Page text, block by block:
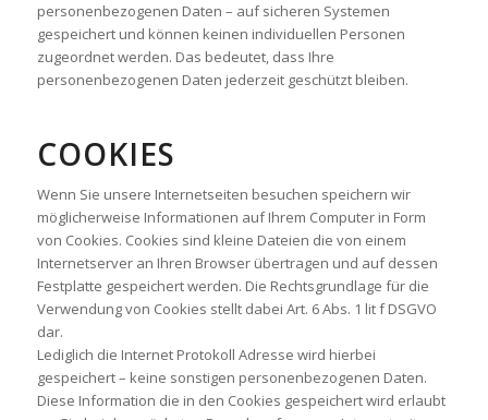
personenbezogenen Daten – auf sicheren Systemen
gespeichert und können keinen individuellen Personen
zugeordnet werden. Das bedeutet, dass Ihre
personenbezogenen Daten jederzeit geschützt bleiben.
COOKIES
Wenn Sie unsere Internetseiten besuchen speichern wir
möglicherweise Informationen auf Ihrem Computer in Form
von Cookies. Cookies sind kleine Dateien die von einem
Internetserver an Ihren Browser übertragen und auf dessen
Festplatte gespeichert werden. Die Rechtsgrundlage für die
Verwendung von Cookies stellt dabei Art. 6 Abs. 1 lit f DSGVO
dar.
Lediglich die Internet Protokoll Adresse wird hierbei
gespeichert – keine sonstigen personenbezogenen Daten.
Diese Information die in den Cookies gespeichert wird erlaubt